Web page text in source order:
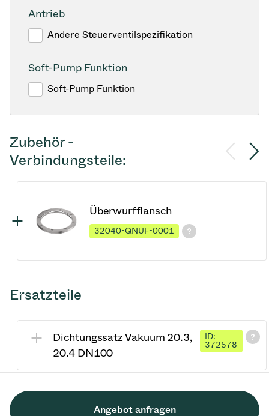
Antrieb
Andere Steuerventilspezifikation
Soft-Pump Funktion
Soft-Pump Funktion
Zubehör -
Verbindungsteile:
Überwurfflansch
32040-QNUF-0001
Ersatzteile
Dichtungssatz Vakuum 20.3,
20.4 DN100
ID:
372578
Angebot anfragen